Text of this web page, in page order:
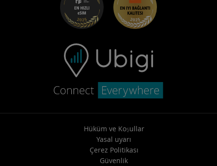
Yardım Merkezi
Destekle iletişime geçin
Hüküm ve Koşullar
Yasal uyarı
Çerez Politikası
Güvenlik